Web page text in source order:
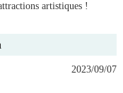
artistiques !
2023/09/07